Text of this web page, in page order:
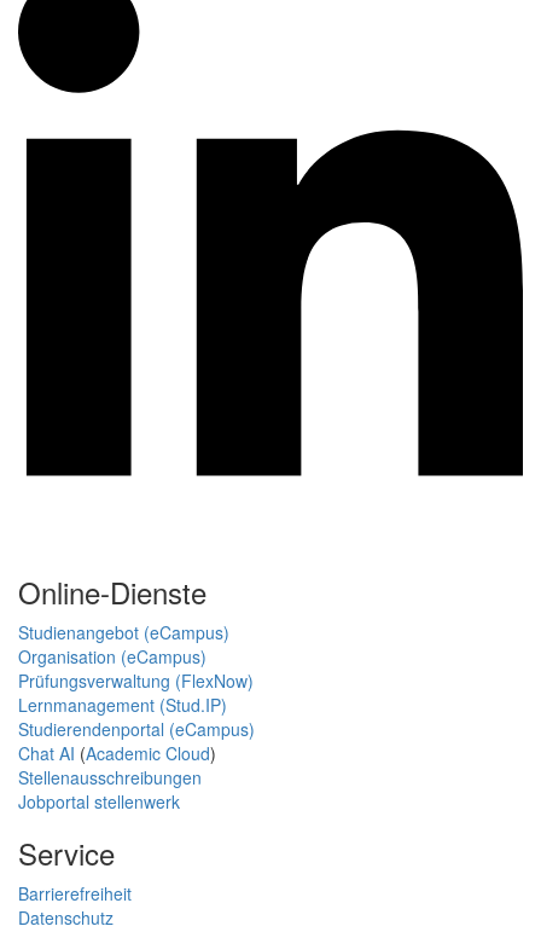
Online-Dienste
Studienangebot (eCampus)
Organisation (eCampus)
Prüfungsverwaltung (FlexNow)
Lernmanagement (Stud.IP)
Studierendenportal (eCampus)
Chat AI (Academic Cloud)
Stellenausschreibungen
Jobportal stellenwerk
Service
Barrierefreiheit
Datenschutz